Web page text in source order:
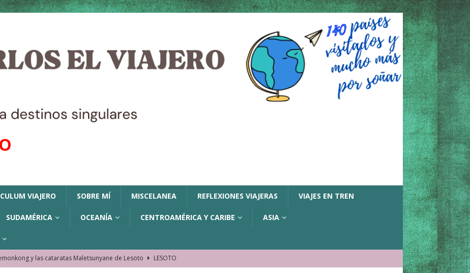
VIAJERO SOBRE MÍ MISCELANEA REFLEXIONES VIAJERAS VIAJES EN TREN
SUDAMÉRICA OCEANÍA CENTROAMÉRICA Y CARIBE ASIA
y las cataratas Maletsunyane de Lesoto
LESOTO